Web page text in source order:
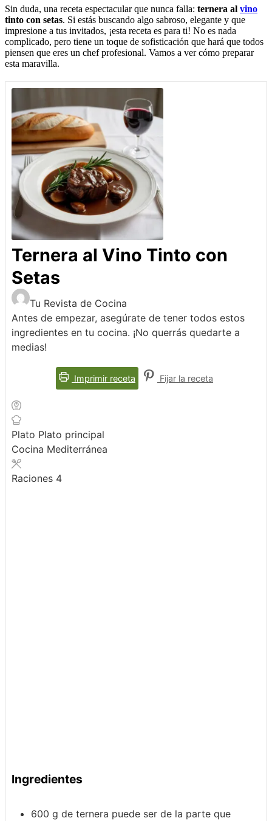
Sin duda, una receta espectacular que nunca falla: ternera al vino
tinto con setas. Si estás buscando algo sabroso, elegante y que
impresione a tus invitados, ¡esta receta es para ti! No es nada
complicado, pero tiene un toque de sofisticación que hará que todos
piensen que eres un chef profesional. Vamos a ver cómo preparar
esta maravilla.
Ternera al Vino Tinto con
Setas
Tu Revista de Cocina
Antes de empezar, asegúrate de tener todos estos
ingredientes en tu cocina. ¡No querrás quedarte a
medias!
Imprimir receta Fijar la receta
Plato Plato principal
Cocina Mediterránea
Raciones 4
Ingredientes
600 g de ternera puede ser de la parte que